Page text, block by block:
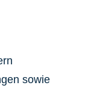
sowie